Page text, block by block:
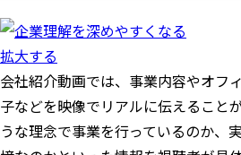
拡大する
会社紹介動画では、事業内容やオフ
子などを映像でリアルに伝えること
うな理念で事業を行っているのか、